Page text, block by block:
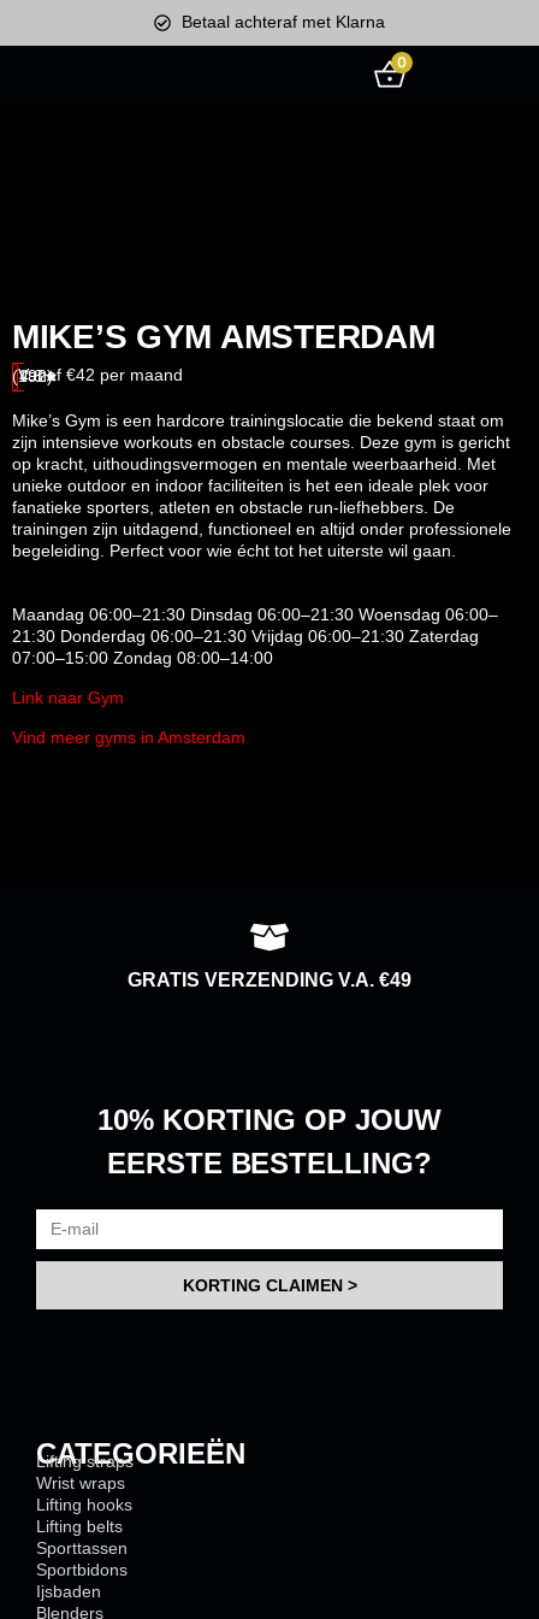
Betaal achteraf met Klarna
0
MIKE’S GYM AMSTERDAM
4.8★
(192)
Vanaf €42 per maand
Mike’s Gym is een hardcore trainingslocatie die bekend staat om
zijn intensieve workouts en obstacle courses. Deze gym is gericht
op kracht, uithoudingsvermogen en mentale weerbaarheid. Met
unieke outdoor en indoor faciliteiten is het een ideale plek voor
fanatieke sporters, atleten en obstacle run-liefhebbers. De
trainingen zijn uitdagend, functioneel en altijd onder professionele
begeleiding. Perfect voor wie écht tot het uiterste wil gaan.
Maandag 06:00–21:30 Dinsdag 06:00–21:30 Woensdag 06:00–
21:30 Donderdag 06:00–21:30 Vrijdag 06:00–21:30 Zaterdag
07:00–15:00 Zondag 08:00–14:00
Link naar Gym
Vind meer gyms in Amsterdam
GRATIS VERZENDING V.A. €49
10% KORTING OP JOUW
EERSTE BESTELLING?
KORTING CLAIMEN >
CATEGORIEËN
Lifting straps
Wrist wraps
Lifting hooks
Lifting belts
Sporttassen
Sportbidons
Ijsbaden
Blenders